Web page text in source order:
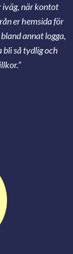
när kontot
er hemsida för
annat logga,
bli så tydlig och